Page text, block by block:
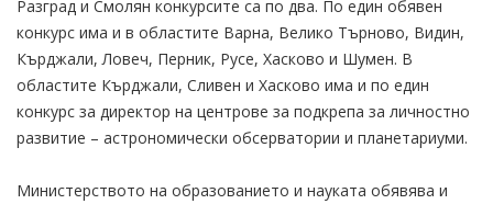
Разград и Смолян конкурсите са по два. По един обявен
конкурс има и в областите Варна, Велико Търново, Видин,
Кърджали, Ловеч, Перник, Русе, Хасково и Шумен. В
областите Кърджали, Сливен и Хасково има и по един
конкурс за директор на центрове за подкрепа за личностно
развитие – астрономически обсерватории и планетариуми.
Министерството на образованието и науката обявява и